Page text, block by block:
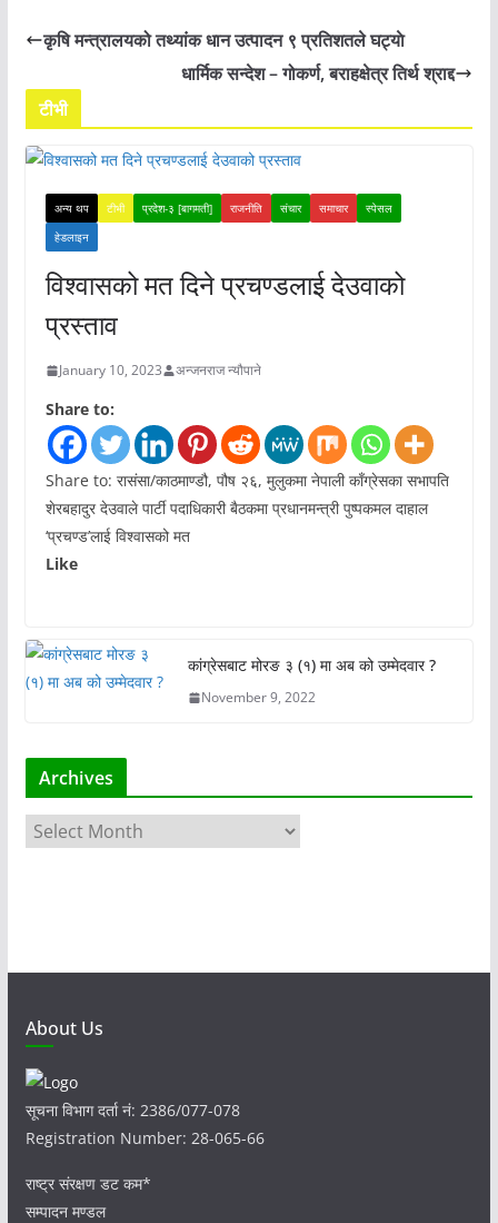
कृषि मन्त्रालयको तथ्यांक धान उत्पादन ९ प्रतिशतले घट्याे
धार्मिक सन्देश – गोकर्ण, बराहक्षेत्र तिर्थ श्राद्द
टीभी
अन्य थप टीभी प्रदेश-३ [बागमती] राजनीति संचार समाचार
स्पेसल
हेडलाइन
विश्वासको मत दिने प्रचण्डलाई देउवाको
प्रस्ताव
January 10, 2023 अन्जनराज न्यौपाने
Share to:
Share to: रासंसा/काठमाण्डौ, पौष २६, मुलुकमा नेपाली काँग्रेसका सभापति
शेरबहादुर देउवाले पार्टी पदाधिकारी बैठकमा प्रधानमन्त्री पुष्पकमल दाहाल
‘प्रचण्ड’लाई विश्वासको मत
Like
कांग्रेसबाट मोरङ ३ (१) मा अब को उम्मेदवार ?
November 9, 2022
Archives
r
s
About Us
सूचना विभाग दर्ता नं: 2386/077-078
Registration Number: 28-065-66
राष्ट्र संरक्षण डट कम*
सम्पादन मण्डल